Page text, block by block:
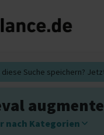
diese Suche speichern?
nach Kategorien